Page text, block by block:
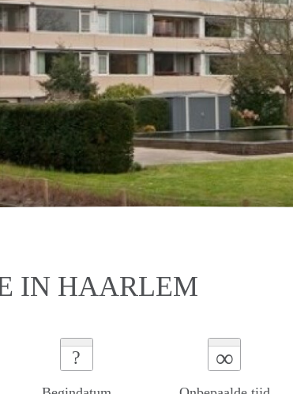
makelaarsvergoeding/
Alle veelgestelde vragen
IN HAARLEM
? ∞